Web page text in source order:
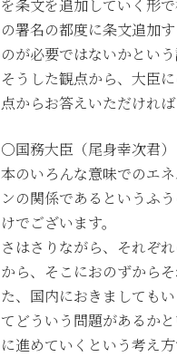
を条文を追加していく形
の署名の都度に条文追加
のが必要ではないかとい
そうした観点から、大臣
点からお答えいただければ
○国務大臣（尾身幸次君
本のいろんな意味でのエ
ンの関係であるというふ
けでございます。
さはさりながら、それぞ
から、そこにおのずから
た、国内におきましても
てどういう問題があるか
に進めていくという考え